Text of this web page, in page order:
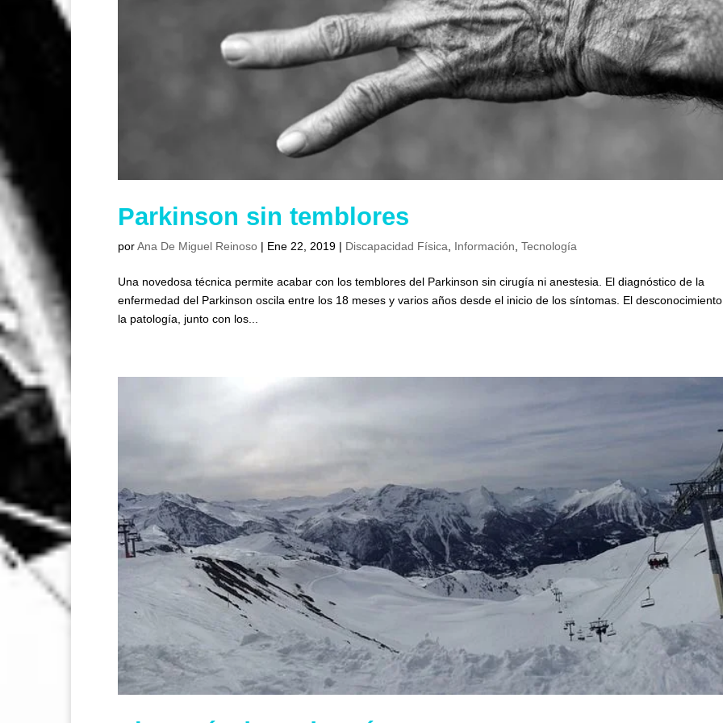
Parkinson sin temblores
porAna De Miguel Reinoso | Ene 22, 2019 | Discapacidad Física Información ,Tecnología
Una novedosa técnica permite acabar con los temblores del Parkinson sin cirugía ni anestesia. El diagnóstico de la
enfermedad del Parkinson oscila entre los 18 meses y varios años desde el inicio de los síntomas. El
la patología, junto con los...